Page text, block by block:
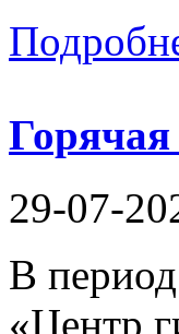
29-07-
В
«Центр